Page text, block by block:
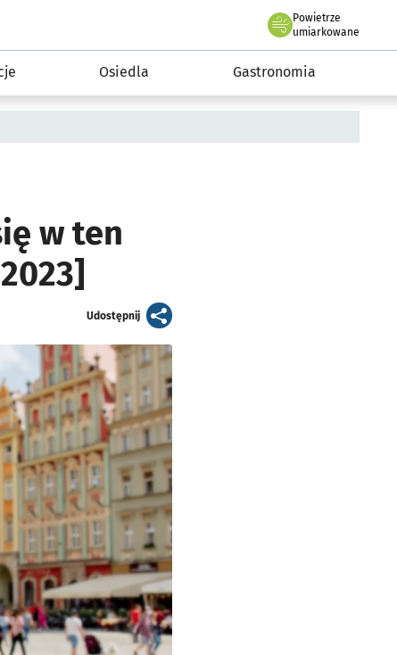
Powietrze
we Wrocławiu
umiarkowane
Osiedla Gastronomia
w ten
Udostępnijartykuł